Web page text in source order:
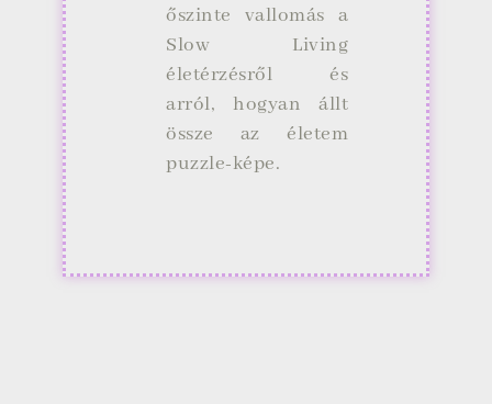
őszinte vallomás a
Slow Living
életérzésről és
arról, hogyan állt
össze az életem
puzzle-képe.